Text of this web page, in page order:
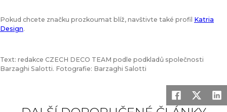
Pokud chcete značku prozkoumat blíž, navštivte také profil Katria
Design.
Text: redakce CZECH DECO TEAM podle podkladů společnosti
Barzaghi Salotti. Fotografie: Barzaghi Salotti